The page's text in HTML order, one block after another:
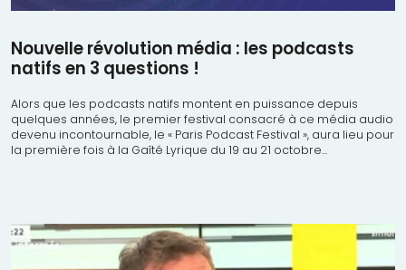
Nouvelle révolution média : les podcasts
natifs en 3 questions !
Alors que les podcasts natifs montent en puissance depuis
quelques années, le premier festival consacré à ce média audio
devenu incontournable, le « Paris Podcast Festival », aura lieu pour
la première fois à la Gaîté Lyrique du 19 au 21 octobre...